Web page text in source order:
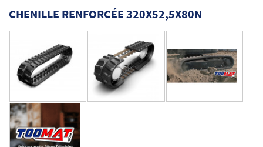
CHENILLE RENFORCÉE 320X52,5X80N